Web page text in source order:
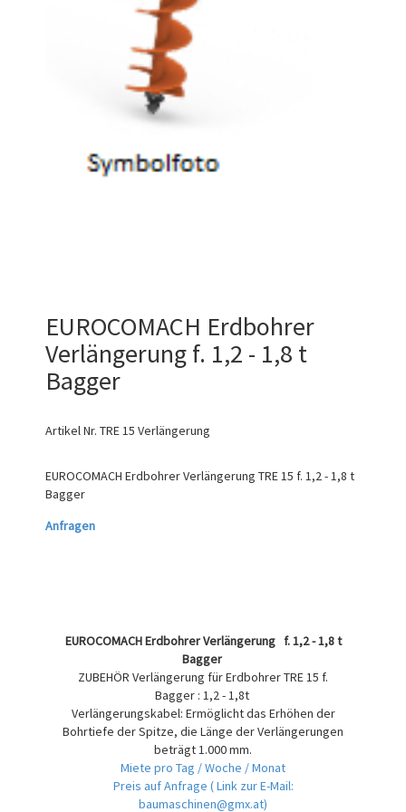
EUROCOMACH Erdbohrer
Verlängerung f. 1,2 - 1,8 t
Bagger
Artikel Nr. TRE 15 Verlängerung
EUROCOMACH Erdbohrer Verlängerung TRE 15 f. 1,2 - 1,8 t
Bagger
Anfragen
EUROCOMACH Erdbohrer Verlängerung f. 1,2 - 1,8 t
Bagger
ZUBEHÖR Verlängerung für Erdbohrer TRE 15 f.
Bagger : 1,2 - 1,8t
Verlängerungskabel: Ermöglicht das Erhöhen der
Bohrtiefe der Spitze, die Länge der Verlängerungen
beträgt 1.000 mm.
Miete pro Tag / Woche / Monat
Preis auf Anfrage ( Link zur E-Mail:
baumaschinen@gmx.at)